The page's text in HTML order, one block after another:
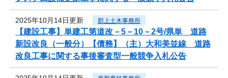
2025年10月14日更新 郡上土木事務所
【建設工事】単建工第道改－5－10－2号/県単 道路
新設改良（一般分）【債務】（主）大和美並線 道路
改良工事に関する事後審査型一般競争入札公告